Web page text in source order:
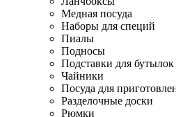
Медная посуда
Наборы для специй
Пиалы
Подносы
Подставки для бутылок
Чайники
Посуда для
Разделочные доски
Рюмки